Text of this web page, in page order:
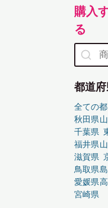
購入
る
都道
全ての
秋田県
千葉県
福井県
滋賀県
鳥取県
愛媛県
宮崎県